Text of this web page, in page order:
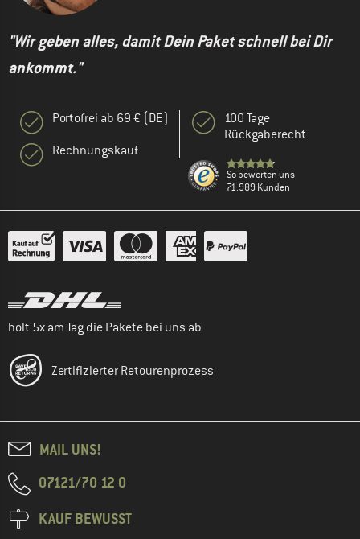
"Wir geben alles, damit Dein Paket schnell bei Dir
ankommt."
Portofrei ab 69 € (DE)
Rechnungskauf
100 Tage
Rückgaberecht
So bewerten uns
71.989 Kunden
holt 5x am Tag die Pakete bei uns ab
Zertifizierter Retourenprozess
MAIL UNS!
07121/70 12 0
KAUF BEWUSST